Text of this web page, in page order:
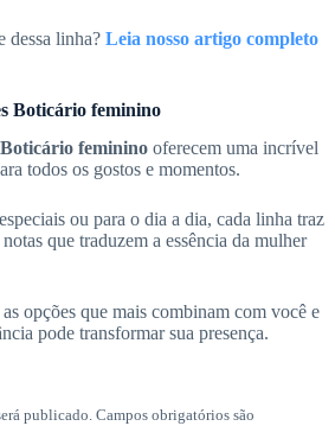
dessa linha? Leia nosso artigo completo
Boticário feminino
feminino oferecem uma incrível
todos os gostos e momentos.
ou para o dia a dia, cada linha traz
que traduzem a essência da mulher
opções que mais combinam com você e
pode transformar sua presença.
publicado. Campos obrigatórios são